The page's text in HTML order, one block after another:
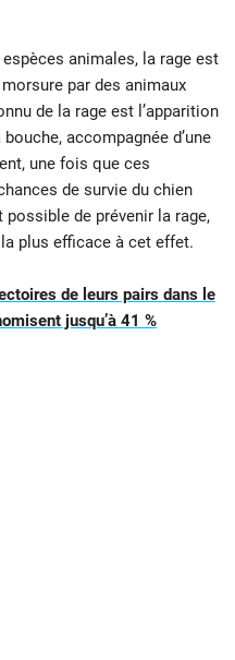
animales, la rage est
par des animaux
de la rage est l’apparition
accompagnée d’une
une fois que ces
de survie du chien
de prévenir la rage,
plus efficace à cet effet.
de leurs pairs dans le
jusqu’à 41 %